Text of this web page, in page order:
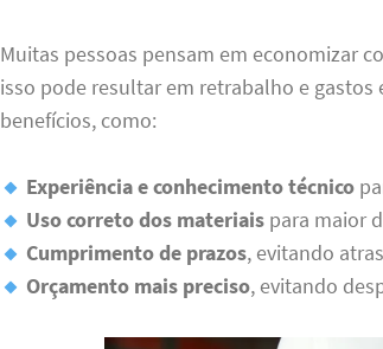
Muitas pessoas pensam em economizar
isso pode resultar em retrabalho e
benefícios, como:
Experiência e conhecimento técnico
Uso correto dos materiais para maior
Cumprimento de prazos, evitando
Orçamento mais preciso, evitando